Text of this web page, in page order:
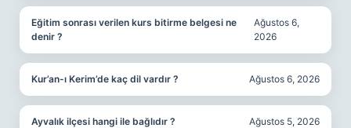
Eğitim sonrası verilen kurs bitirme belgesi ne
denir ?
Ağustos 6,
2026
Kur’an-ı Kerim’de kaç dil vardır ? Ağustos 6, 2026
Ayvalık ilçesi hangi ile bağlıdır ? Ağustos 5, 2026